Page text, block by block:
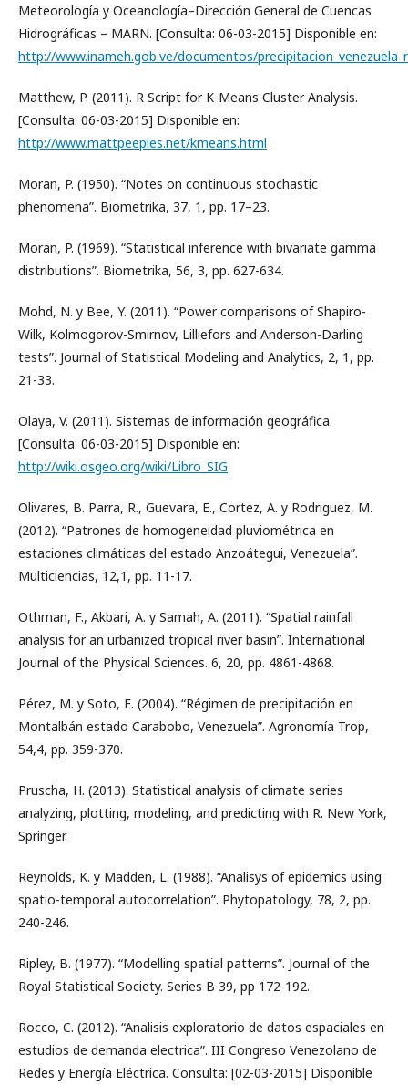
Meteorología y Oceanología–Dirección General de Cuencas
Hidrográficas – MARN. [Consulta: 06-03-2015] Disponible en:
http://www.inameh.gob.ve/documentos/
Matthew, P. (2011). R Script for K-Means Cluster Analysis.
[Consulta: 06-03-2015] Disponible en:
http://www.mattpeeples.net/kmeans.html
Moran, P. (1950). “Notes on continuous stochastic
phenomena”. Biometrika, 37, 1, pp. 17–23.
Moran, P. (1969). “Statistical inference with bivariate gamma
distributions”. Biometrika, 56, 3, pp. 627-634.
Mohd, N. y Bee, Y. (2011). “Power comparisons of Shapiro-
Wilk, Kolmogorov-Smirnov, Lilliefors and Anderson-Darling
tests”. Journal of Statistical Modeling and Analytics, 2, 1, pp.
21-33.
Olaya, V. (2011). Sistemas de información geográfica.
[Consulta: 06-03-2015] Disponible en:
http://wiki.osgeo.org/wiki/Libro_SIG
Olivares, B. Parra, R., Guevara, E., Cortez, A. y Rodriguez, M.
(2012). “Patrones de homogeneidad pluviométrica en
estaciones climáticas del estado Anzoátegui, Venezuela”.
Multiciencias, 12,1, pp. 11-17.
Othman, F., Akbari, A. y Samah, A. (2011). “Spatial rainfall
analysis for an urbanized tropical river basin”. International
Journal of the Physical Sciences. 6, 20, pp. 4861-4868.
Pérez, M. y Soto, E. (2004). “Régimen de precipitación en
Montalbán estado Carabobo, Venezuela”. Agronomía Trop,
54,4, pp. 359-370.
Pruscha, H. (2013). Statistical analysis of climate series
analyzing, plotting, modeling, and predicting with R. New York,
Springer.
Reynolds, K. y Madden, L. (1988). “Analisys of epidemics using
spatio-temporal autocorrelation”. Phytopatology, 78, 2, pp.
240-246.
Ripley, B. (1977). “Modelling spatial patterns”. Journal of the
Royal Statistical Society. Series B 39, pp 172-192.
Rocco, C. (2012). “Analisis exploratorio de datos espaciales en
estudios de demanda electrica”. III Congreso Venezolano de
Redes y Energía Eléctrica. Consulta: [02-03-2015] Disponible